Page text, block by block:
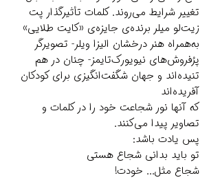
تغییر شرایط می‌روند. کلمات تأثیرگذار پت
زیت‌لو میلر برنده‌ی جایزه‌ی «کایت طلایی»
به‌همراه هنر درخشان الیزا ویلر- تصویرگر
پرُفروش‌های نیویورک‌تایمز- چنان در هم
تنیده‌اند و جهان شگفت‌انگیزی برای کودکان
آفریده‌اند
که آنها نور شجاعت خود را در کلمات و
تصاویر پیدا می‌کنند.
پس یادت باشد:
تو باید بدانی شجاع هستی
شجاع مثل... خودت!